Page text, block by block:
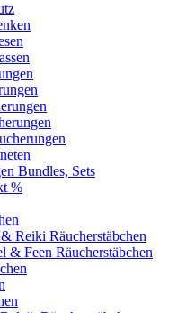
Bundles, Sets
%
Reiki Räucherstäbchen
& Feen Räucherstäbchen